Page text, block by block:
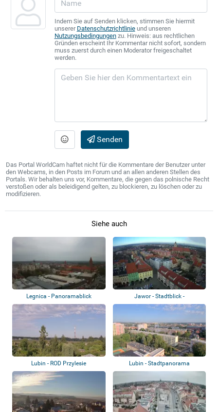
Indem Sie auf Senden klicken, stimmen Sie hiermit
unserer Datenschutzrichtlinieund unseren
Nutzungsbedingungenzu. Hinweis: aus rechtlichen
Gründen erscheint Ihr Kommentar nicht sofort, sondern
muss zuerst durch einen Moderator freigeschaltet
werden.
Senden
Das Portal WorldCam haftet nicht für die Kommentare der Benutzer unter
den Webcams, in den Posts im Forum und an allen anderen Stellen des
Portals. Wir behalten uns vor, Kommentare, die gegen das polnische Recht
verstoßen oder als beleidigend gelten, zu blockieren, zu löschen oder zu
modifizieren.
Siehe auch
Legnica - Panoramablick
Jawor - Stadtblick -
Panoramablick
Lubin - ROD Przylesie Lubin - Stadtpanorama